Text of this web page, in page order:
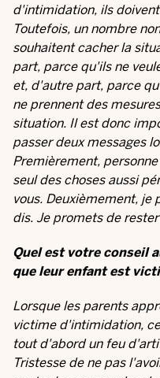
d'intimidation, ils
Toutefois, un nombre
souhaitent cacher la
part, parce qu'ils ne
et, d'autre part, parce
ne prennent des
situation. Il est donc
passer deux messages
Premièrement,
seul des choses aussi
vous. Deuxièmement, je
dis. Je promets de
Quel est votre conseil
que leur enfant est
Lorsque les parents
victime d'intimidation,
tout d'abord un feu
Tristesse de ne pas